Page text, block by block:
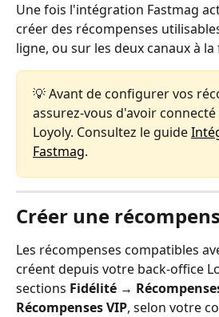
Une fois l'intégration Fastmag
créer des récompenses
ligne, ou sur les deux canaux à la
💡 Avant de configurer vos
assurez-vous d'avoir connecté
Loyoly. Consultez le guide
Fastmag.
Créer une
Les récompenses compatibles
créent depuis votre back-office
sections Fidélité →
Récompenses VIP, selon votre